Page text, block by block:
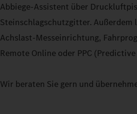
Abbiege-Assistent über
Steinschlagschutzgitter.
Achslast-Messeinrichtung,
Remote Online oder PPC
Wir beraten Sie gern und